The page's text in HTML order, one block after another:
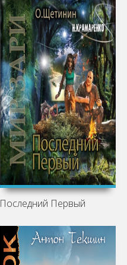
Последний Первый